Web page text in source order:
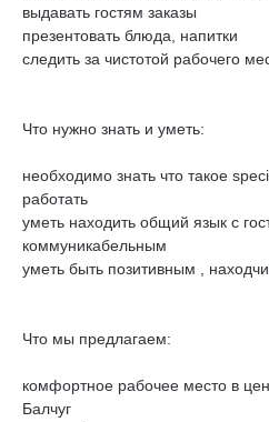
​выдавать гостям заказы
презентовать блюда, напитки
следить за чистотой рабочего
Что нужно знать и уметь:
​необходимо знать что такое
работать
​уметь находить общий язык с
коммуникабельным
​уметь быть позитивным ,
Что мы предлагаем:
комфортное рабочее место в
Балчуг